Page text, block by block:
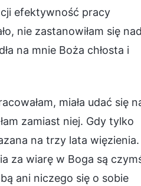
efektywność pracy
nie zastanowiłam się
na mnie Boża chłosta i
miała udać się
zamiast niej. Gdy tylko
na trzy lata więzienia.
za wiarę w Boga są
ani niczego się o sobie